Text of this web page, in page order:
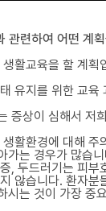
관련하여 어떤 계
활교육을 할 계획
유지를 위한 교
증상이 심해서 저
활환경에 대해 주
가는 경우가 많습
, 두드러기는 피부
않습니다. 환자분
시는 것이 가장 중